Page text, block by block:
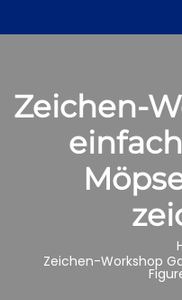
Zeichen-
Zeichen-Workshop